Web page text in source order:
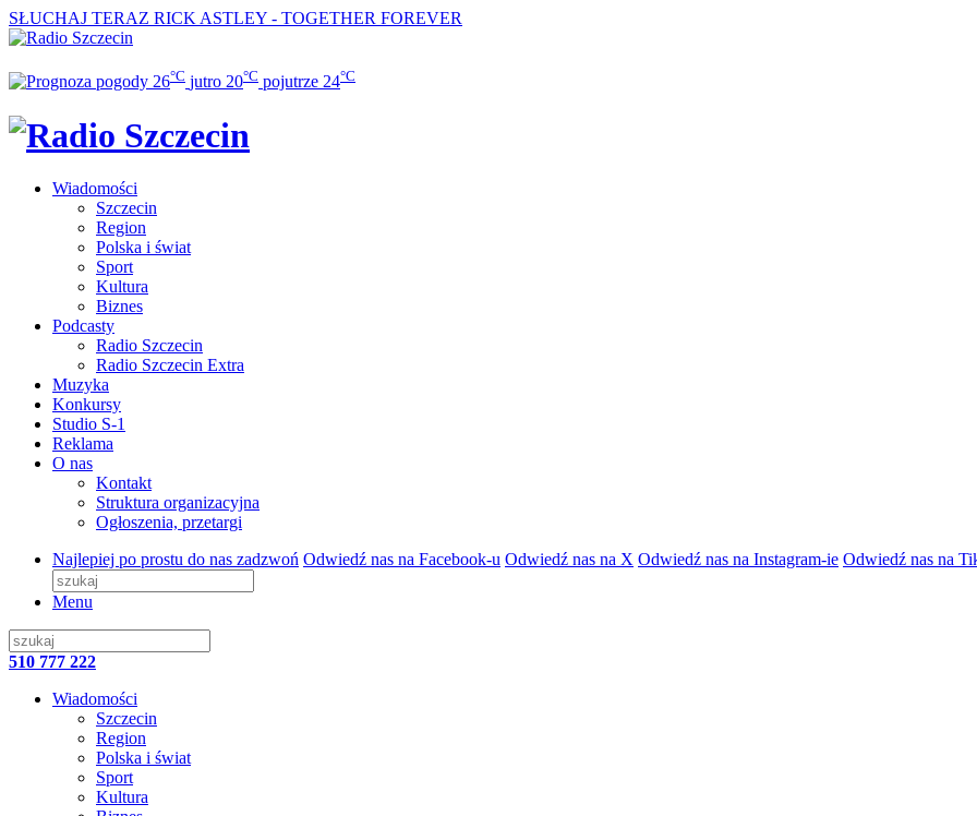
SŁUCHAJ TERAZ RICK ASTLEY - TOGETHER FOREVER
26°C jutro 20°C pojutrze 24°C
Wiadomości
Szczecin
Region
Polska i świat
Sport
Kultura
Biznes
Podcasty
Radio Szczecin
Radio Szczecin Extra
Muzyka
Konkursy
Studio S-1
Reklama
O nas
Kontakt
Struktura organizacyjna
Ogłoszenia, przetargi
Najlepiej po prostu do nas zadzwoń Odwiedź nas na Facebook-u Odwiedź nas na X Odwiedź nas na Instagram-ie Odwiedź nas na
Menu
510 777 222
Wiadomości
Szczecin
Region
Polska i świat
Sport
Kultura